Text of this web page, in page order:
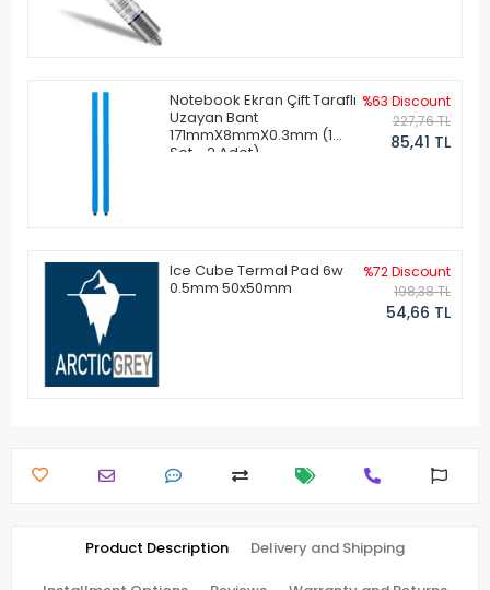
Notebook Ekran Çift Taraflı
Uzayan Bant
171mmX8mmX0.3mm (1
Set - 2 Adet)
%63 Discount
227,76 TL
85,41 TL
Ice Cube Termal Pad 6w
0.5mm 50x50mm
%72 Discount
198,38 TL
54,66 TL
Product Description Delivery and Shipping